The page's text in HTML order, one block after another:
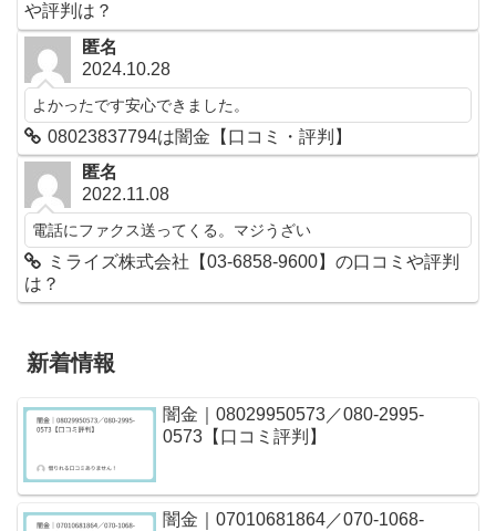
や評判は？
匿名
2024.10.28
よかったです安心できました。
08023837794は闇金【口コミ・評判】
匿名
2022.11.08
電話にファクス送ってくる。マジうざい
ミライズ株式会社【03-6858-9600】の口コミや評判
は？
新着情報
闇金｜08029950573／080-2995-
0573【口コミ評判】
闇金｜07010681864／070-1068-